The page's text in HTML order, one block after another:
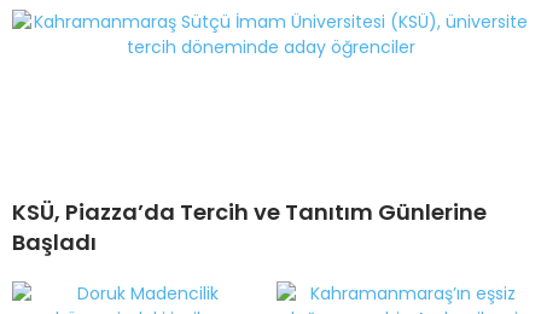
KSÜ, Piazza’da Tercih ve Tanıtım Günlerine
Başladı